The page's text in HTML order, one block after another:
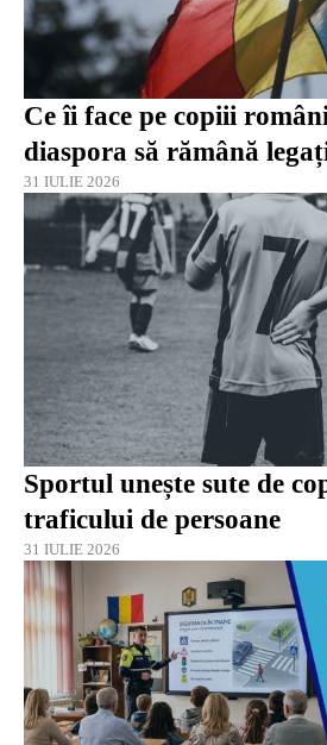
Ce îi face pe copiii
diaspora să rămână
31 IULIE 2026
Sportul unește sute de
traficului de persoane
31 IULIE 2026